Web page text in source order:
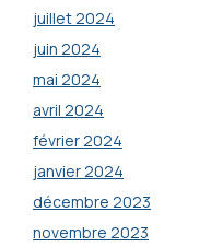
juillet 2024
juin 2024
mai 2024
avril 2024
février 2024
janvier 2024
décembre 2023
novembre 2023